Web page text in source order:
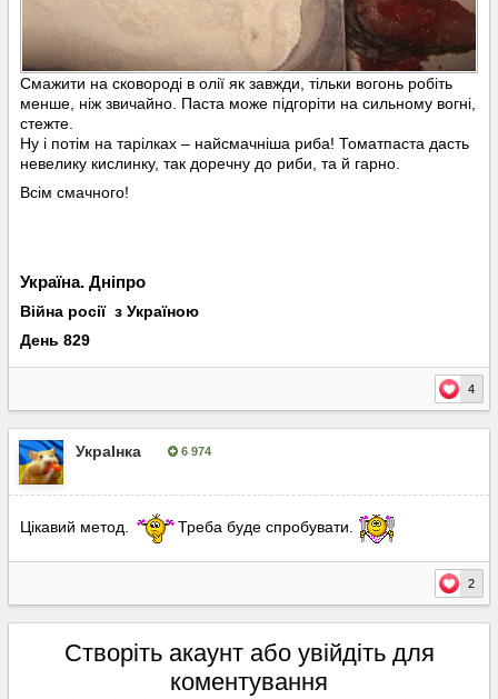
Смажити на сковороді в олії як завжди, тільки вогонь робіть
менше, ніж звичайно. Паста може підгоріти на сильному вогні,
стежте.
Ну і потім на тарілках – найсмачніша риба! Томатпаста дасть
невелику кислинку, так доречну до риби, та й гарно.
Всім смачного!
Україна. Дніпро
Війна росії з Україною
День 829
4
УкраІнка 6 974
Цікавий метод. Треба буде спробувати.
2
Створіть акаунт або увійдіть для
коментування